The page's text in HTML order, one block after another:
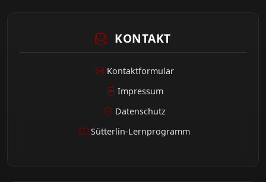
KONTAKT
Kontaktformular
Impressum
Datenschutz
Sütterlin-Lernprogramm